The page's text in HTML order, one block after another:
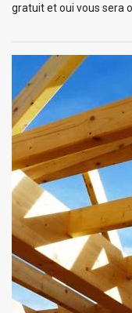
gratuit et oui vous sera